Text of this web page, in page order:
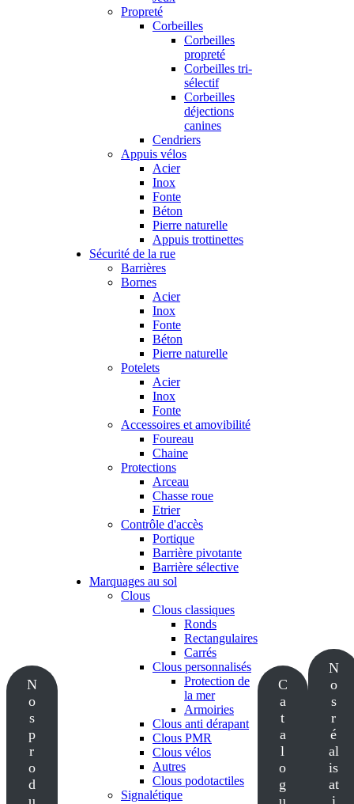
N
o
s
p
r
o
d
u
Propreté
Corbeilles
Corbeilles
propreté
Corbeilles tri-
sélectif
Corbeilles
déjections
canines
Cendriers
Appuis vélos
Acier
Inox
Fonte
Béton
Pierre naturelle
Appuis trottinettes
Sécurité de la rue
Barrières
Bornes
Acier
Inox
Fonte
Béton
Pierre naturelle
Potelets
Acier
Inox
Fonte
Accessoires et amovibilité
Foureau
Chaine
Protections
Arceau
Chasse roue
Etrier
Contrôle d'accès
Portique
Barrière pivotante
Barrière sélective
Marquages au sol
Clous
Clous classiques
Ronds
Rectangulaires
Carrés
Clous personnalisés
Protection de
la mer
Armoiries
Clous anti dérapant
Clous PMR
Clous vélos
Autres
Clous podotactiles
Signalétique
C
a
t
a
l
o
g
u
N
o
s
r
é
al
is
at
i